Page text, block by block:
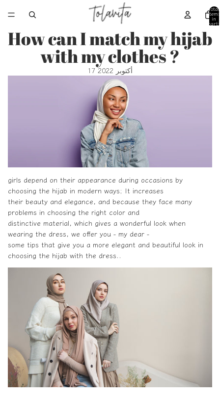
Total
items
in
cart:
0
How can I match my hijab
with my clothes ?
17 أكتوبر 2022
girls depend on their appearance during occasions by
choosing the hijab in modern ways; It increases
their beauty and elegance, and because they face many
problems in choosing the right color and
distinctive material, which gives a wonderful look when
wearing the dress, we offer you - my dear -
some tips that give you a more elegant and beautiful look in
choosing the hijab with the dress..